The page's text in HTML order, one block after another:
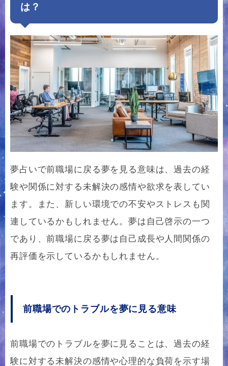
は？
夢占いで前職場に戻る夢を見る意味は、過去の経
験や関係に対する未解決の感情や欲求を表してい
ます。また、新しい環境での不安やストレスも関
連しているかもしれません。夢は自己啓示の一つ
であり、前職場に戻る夢は自己成長や人間関係の
再評価を示しているかもしれません。
前職場でのトラブルを夢に見る意味
前職場でのトラブルを夢に見ることは、過去の経
験に対する未解決の感情や心理的な負荷を示す場